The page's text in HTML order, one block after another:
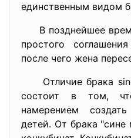
единственным видом
В позднейшее
простого
после чего жена
Отличие брака sine
состоит в том,
намерением
детей. От брака "сине